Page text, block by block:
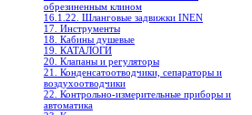
обрезиненным клином
16.1.22. Шланговые задвижки INEN
17. Инструменты
18. Кабины душевые
19. КАТАЛОГИ
20. Клапаны и регуляторы
21. Конденсатоотводчики, сепараторы и
воздухоотводчики
22. Контрольно-измерительные приборы и
автоматика